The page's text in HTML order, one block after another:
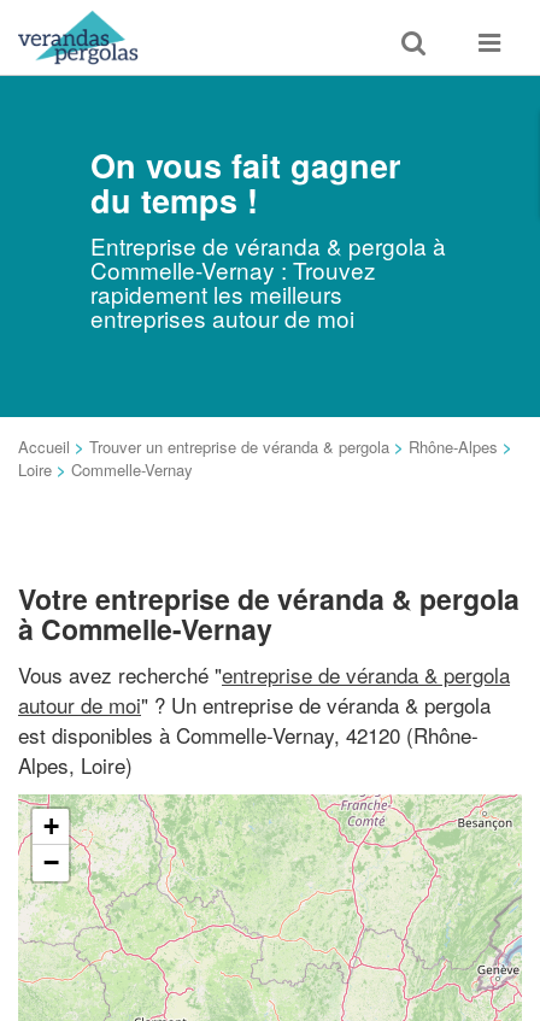
Toggle
search
Toggle
On vous fait gagner
du temps !
Entreprise de véranda & pergola à
Commelle-Vernay : Trouvez
rapidement les meilleurs
entreprises autour de moi
Accueil > Trouver un entreprise de véranda & pergola > Rhône-Alpes >
Loire > Commelle-Vernay
Votre entreprise de véranda & pergola
à Commelle-Vernay
Vous avez recherché "entreprise de véranda & pergola
autour de moi" ? Un entreprise de véranda & pergola
est disponibles à Commelle-Vernay, 42120 (Rhône-
Alpes, Loire)
+
−